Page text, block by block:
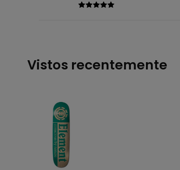
Vistos recentemente